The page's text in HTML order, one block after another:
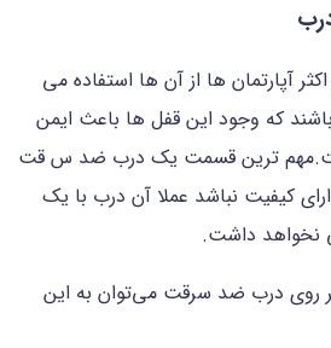
آپارتمان ها از آن ها استفاده می
که وجود این قفل ها باعث ایمن
ترین قسمت یک درب ضد س قت
کیفیت نباشد عملا آن درب با یک
نخواهد داشت.
روی درب ضد سرقت می‌توان به این